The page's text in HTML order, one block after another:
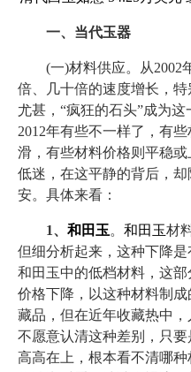
一、当代玉器
(一)材料供应。从2002
倍、几十倍的速度增长，特
尤甚，“疯狂的石头”成为这
2012年有些不一样了，有
滑，有些材料价格则平稳
低迷，在这平静的背后，
安。具体来看：
1、 和田玉。 和田玉材
但细分析起来，这种下降
和田玉中的低档材料，这
价格下降，以这种材料制
藏品，但在近年收藏热中
不愿意认清这种差别，只要
高高在上，根本看不清哪